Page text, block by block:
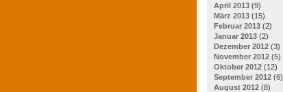
April 2013 (9)
März 2013 (15)
Februar 2013 (2)
Januar 2013 (2)
Dezember 2012 (3)
November 2012 (5)
Oktober 2012 (12)
September 2012 (6)
August 2012 (8)